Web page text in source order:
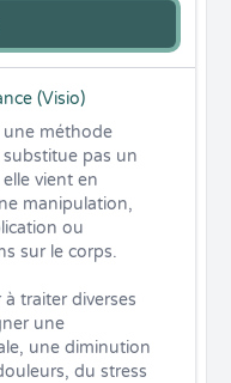
(Visio)
une méthode
substitue pas un
vient en
manipulation,
ou
sur le corps.
à traiter diverses
une
une diminution
du stress